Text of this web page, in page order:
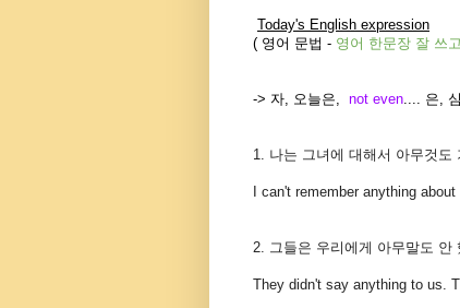
Today's English expression
( 영어 문법 - 영어 한문장 잘 쓰고
-> 자, 오늘은, not even.... 은,
1. 나는 그녀에 대해서 아무것
I can't remember anything
2. 그들은 우리에게 아무말도 안
They didn't say anything to us.